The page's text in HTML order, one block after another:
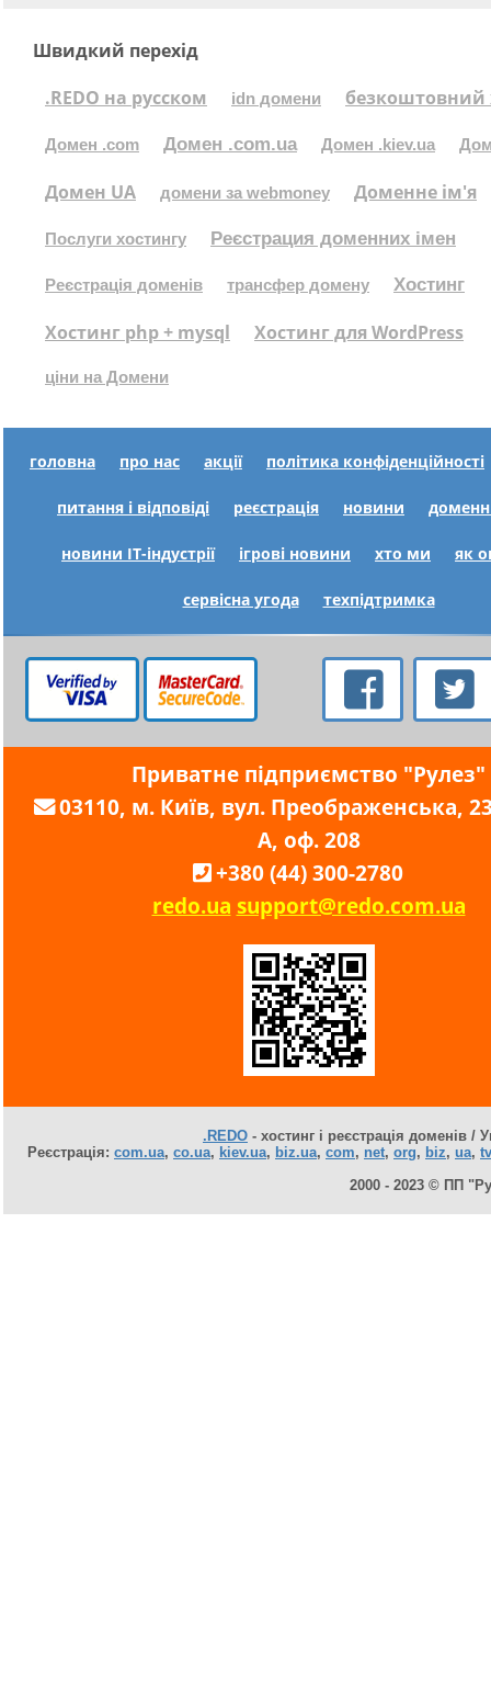
Швидкий перехід
.REDO на русском
idn домени безкоштовний
Домен .com Домен .com.ua Домен .kiev.ua
Домен UA домени за webmoney Доменне ім'я
Послуги хостингу Реєстрация доменних імен
Реєстрація доменів трансфер домену Хостинг
Хостинг php + mysql Хостинг для WordPress
ціни на Домени
головна про нас акції політика конфіденційності
питання і відповіді реєстрація новини
новини IT-індустрії ігрові новини хто ми як
сервісна угода техпідтримка
Приватне підприємство "Рулез"
03110, м. Київ, вул. Преображенська,
А, оф. 208
+380 (44) 300-2780
redo.ua support@redo.com.ua
.REDO - хостинг і реєстрація доменів /
Реєстрація: com.ua, co.ua, kiev.ua, biz.ua, com, net, org, biz, ua, tv
2000 - 2023 © ПП